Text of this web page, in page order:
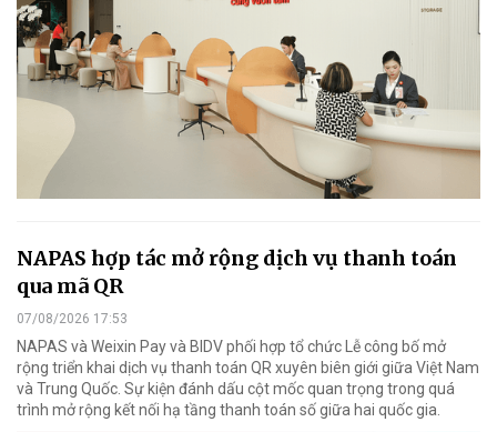
NAPAS hợp tác mở rộng dịch vụ thanh toán
qua mã QR
07/08/2026 17:53
NAPAS và Weixin Pay và BIDV phối hợp tổ chức Lễ công bố mở
rộng triển khai dịch vụ thanh toán QR xuyên biên giới giữa Việt Nam
và Trung Quốc. Sự kiện đánh dấu cột mốc quan trọng trong quá
trình mở rộng kết nối hạ tầng thanh toán số giữa hai quốc gia.